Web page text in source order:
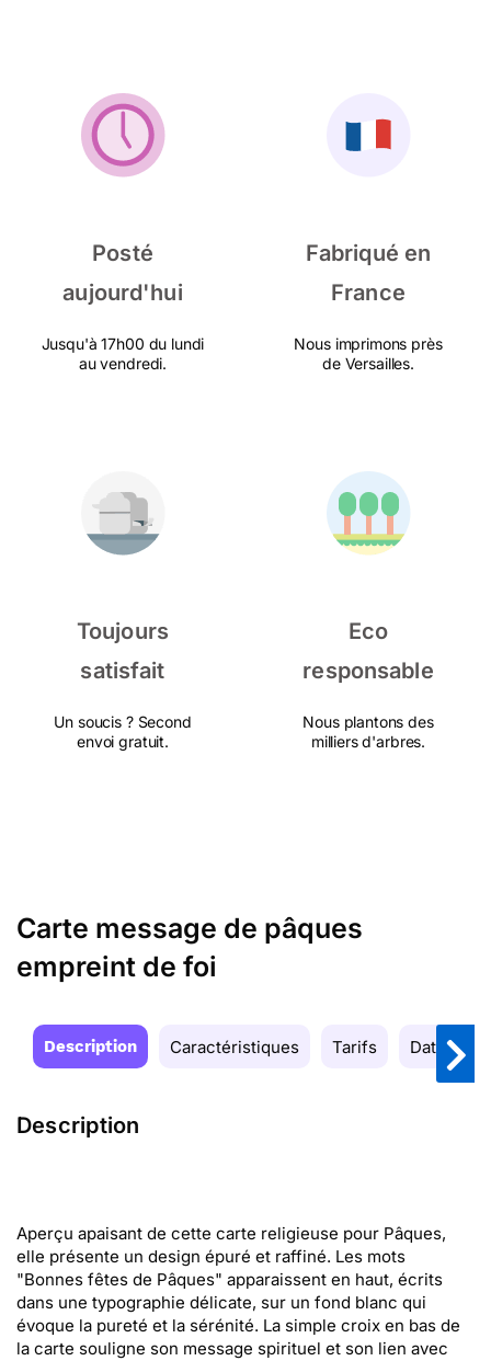
Posté
aujourd'hui
Jusqu'à 17h00 du lundi
au vendredi.
Fabriqué en
France
Nous imprimons près
de Versailles.
Toujours
satisfait
Un soucis ? Second
envoi gratuit.
Eco
responsable
Nous plantons des
milliers d'arbres.
Carte message de pâques
empreint de foi
Description Caractéristiques Tarifs Date de
Description
Aperçu apaisant de cette carte religieuse pour Pâques,
elle présente un design épuré et raffiné. Les mots
"Bonnes fêtes de Pâques" apparaissent en haut, écrits
dans une typographie délicate, sur un fond blanc qui
évoque la pureté et la sérénité. La simple croix en bas de
la carte souligne son message spirituel et son lien avec